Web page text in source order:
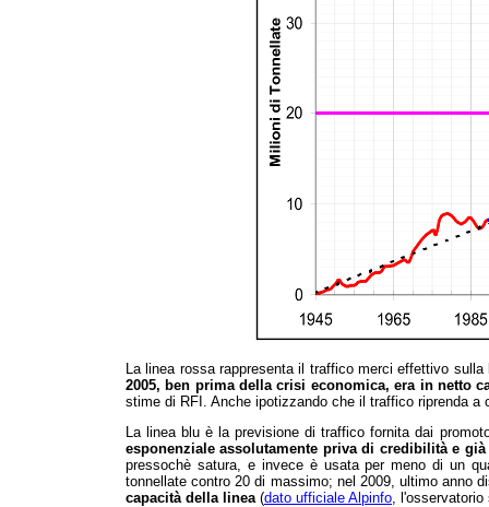
La linea rossa rappresenta il traffico merci effettivo
2005, ben prima della crisi economica, era in netto
stime di RFI. Anche ipotizzando che il traffico riprenda
La linea blu è la previsione di traffico fornita dai
esponenziale assolutamente priva di credibilità e
pressochè satura, e invece è usata per meno di un
tonnellate contro 20 di massimo; nel 2009, ultimo anno
capacità della linea(dato ufficiale Alpinfo,